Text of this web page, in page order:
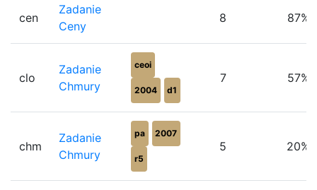
cen
Zadanie
Ceny
8 87%
clo
Zadanie
Chmury
ceoi
2004 d1
7 57%
chm
Zadanie
Chmury
pa 2007
r5
5 20%